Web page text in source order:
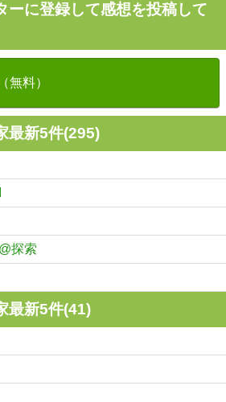
ーに登録して感想を投稿して
無料）
最新5件(295)
探索
最新5件(41)